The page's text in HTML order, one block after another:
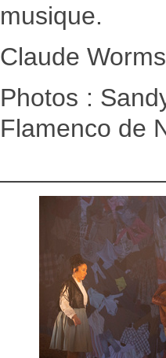
musique.
Claude Worms
Photos :
Flamenco de